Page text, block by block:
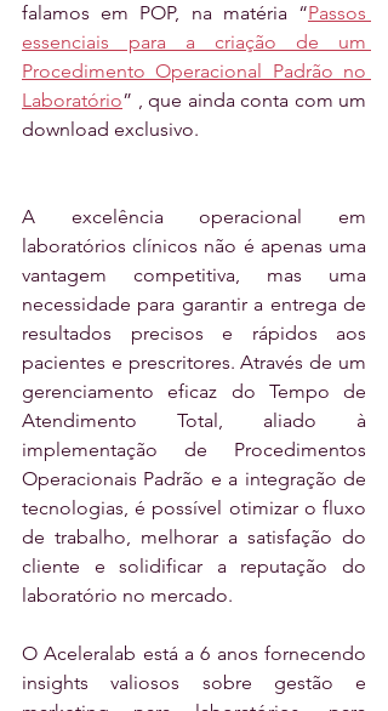
falamos em POP, na matéria “Passos
essenciais para a criação de um
Procedimento Operacional Padrão no
Laboratório” , que ainda conta com um
download exclusivo.
A excelência operacional em
laboratórios clínicos não é apenas uma
vantagem competitiva, mas uma
necessidade para garantir a entrega de
resultados precisos e rápidos aos
pacientes e prescritores. Através de um
gerenciamento eficaz do Tempo de
Atendimento Total, aliado à
implementação de Procedimentos
Operacionais Padrão e a integração de
tecnologias, é possível otimizar o fluxo
de trabalho, melhorar a satisfação do
cliente e solidificar a reputação do
laboratório no mercado.
O Aceleralab está a 6 anos fornecendo
insights valiosos sobre gestão e